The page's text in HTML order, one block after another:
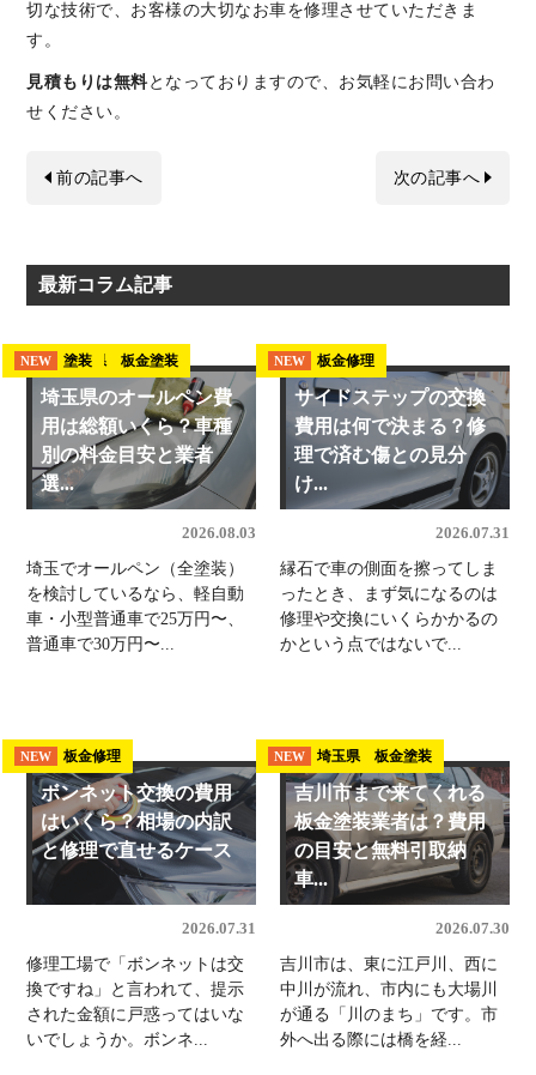
切な技術で、お客様の大切なお車を修理させていただきま
す。
見積もりは無料となっておりますので、お気軽にお問い合わ
せください。
前の記事へ 次の記事へ
最新コラム記事
NEW 埼玉県 板金塗装
NEW 塗装
埼玉県のオールペン費
用は総額いくら？車種
別の料金目安と業者
選...
2026.08.03
埼玉でオールペン（全塗装）
を検討しているなら、軽自動
車・小型普通車で25万円〜、
普通車で30万円〜...
NEW 板金修理
サイドステップの交換
費用は何で決まる？修
理で済む傷との見分
け...
2026.07.31
縁石で車の側面を擦ってしま
ったとき、まず気になるのは
修理や交換にいくらかかるの
かという点ではないで...
NEW 板金修理
ボンネット交換の費用
はいくら？相場の内訳
と修理で直せるケース
2026.07.31
修理工場で「ボンネットは交
換ですね」と言われて、提示
された金額に戸惑ってはいな
いでしょうか。ボンネ...
NEW 埼玉県 板金塗装
吉川市まで来てくれる
板金塗装業者は？費用
の目安と無料引取納
車...
2026.07.30
吉川市は、東に江戸川、西に
中川が流れ、市内にも大場川
が通る「川のまち」です。市
外へ出る際には橋を経...